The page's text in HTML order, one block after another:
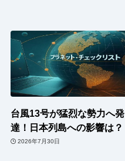
台風13号が猛烈な勢力へ発
達！日本列島への影響は？
2026年7月30日